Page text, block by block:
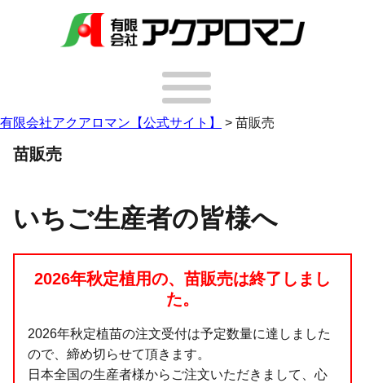
有限会社アクアロマン【公式サイト】 > 苗販売
苗販売
いちご生産者の皆様へ
2026年秋定植用の、苗販売は終了しまし
た。
2026年秋定植苗の注文受付は予定数量に達しました
ので、締め切らせて頂きます。
日本全国の生産者様からご注文いただきまして、心